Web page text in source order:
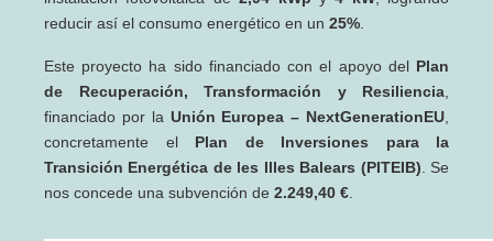
reducir así el consumo energético en un 25%
Este proyecto ha sido financiado con el apoyo del Plan
de Recuperación, Transformación y Resiliencia
financiado por la Unión Europea – NextGenerationEU
concretamente el Plan de Inversiones para la
Transición Energética de les Illes Balears (PITEIB) . Se
nos concede una subvención de 2.249,40 €